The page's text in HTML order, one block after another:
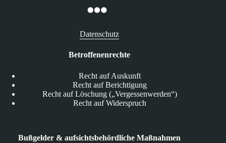
Datenschutz
Betroffenenrechte
Recht auf Auskunft
Recht auf Berichtigung
Recht auf Löschung („Vergessenwerden“)
Recht auf Widerspruch
Bußgelder & aufsichtsbehördliche Maßnahmen